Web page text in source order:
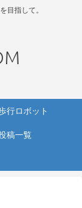
目指して。
行ロボット
稿一覧